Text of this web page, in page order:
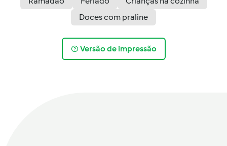
Doces com praline
Versão de impressão